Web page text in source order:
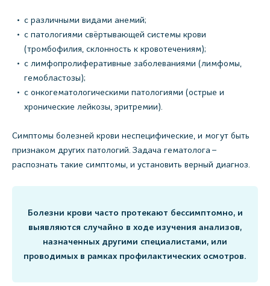
с различными видами анемий;
с патологиями свёртывающей системы крови
(тромбофилия, склонность к кровотечениям);
с лимфопролиферативные заболеваниями (лимфомы,
гемобластозы);
с онкогематологическими патологиями (острые и
хронические лейкозы, эритремии).
Симптомы болезней крови неспецифические, и могут быть
признаком других патологий. Задача гематолога –
распознать такие симптомы, и установить верный диагноз.
Болезни крови часто протекают бессимптомно, и
выявляются случайно в ходе изучения анализов,
назначенных другими специалистами, или
проводимых в рамках профилактических осмотров.